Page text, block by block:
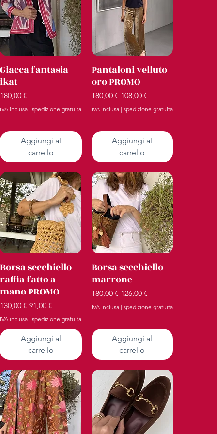
Vista rapida
Giacca fantasia
ikat
Prezzo
180,00 €
IVA inclusa |spedizione gratuita
Aggiungi al
carrello
Vista rapida
Pantaloni velluto
oro PROMO
Prezzo regolare
180,00 € Prezzo scontato
108,00 €
IVA inclusa| spedizione gratuita
Aggiungi al
carrello
Vista rapida
Borsa secchiello
raffia fatto a
mano PROMO
Prezzo regolare
130,00 € Prezzo scontato
91,00 €
IVA inclusa |spedizione gratuita
Aggiungi al
carrello
Vista rapida
Borsa secchiello
marrone
Prezzo regolare
180,00 € Prezzo scontato
126,00 €
IVA inclusa| spedizione gratuita
Aggiungi al
carrello